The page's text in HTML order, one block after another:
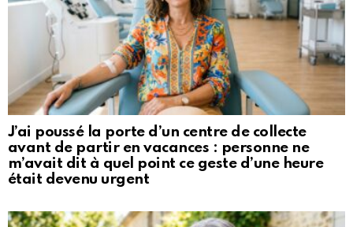
J’ai poussé la porte d’un centre de collecte
avant de partir en vacances : personne ne
m’avait dit à quel point ce geste d’une heure
était devenu urgent